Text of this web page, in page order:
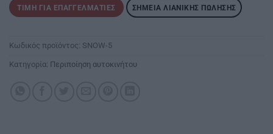
ΤΙΜΉ ΓΙΑ ΕΠΑΓΓΕΛΜΑΤΊΕΣ ΣΗΜΕΊΑ ΛΙΑΝΙΚΉΣ ΠΏΛΗΣΗΣ
Κωδικός προϊόντος: SNOW-5
Κατηγορία: Περιποίηση αυτοκινήτου